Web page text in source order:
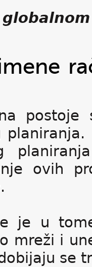
postoje
ovih
je u
mreži i
se